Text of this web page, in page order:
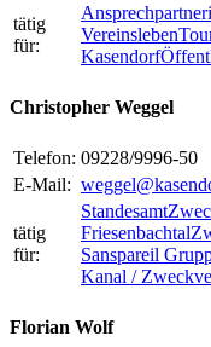
tätig
für:
Vereinsleben
Kasendorf
Christopher Weggel
Telefon: 09228/9996-50
E-Mail:
tätig
für:
Standesamt
Friesenbachtal
Sanspareil
Kanal /
Florian Wolf